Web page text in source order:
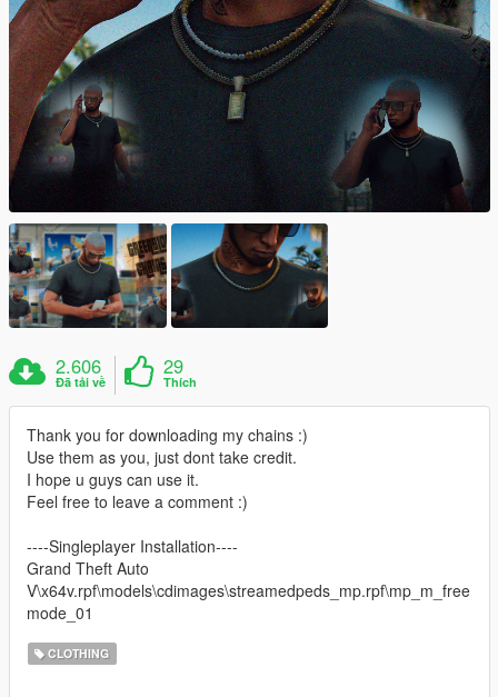
2.606
Đã tải về
29
Thích
Thank you for downloading my chains :)
Use them as you, just dont take credit.
I hope u guys can use it.
Feel free to leave a comment :)
----Singleplayer Installation----
Grand Theft Auto
V\x64v.rpf\models\cdimages\streamedpeds_mp.rpf\mp_m_free
mode_01
CLOTHING